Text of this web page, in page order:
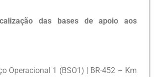
das bases de apoio aos
Operacional 1 (BSO1) | BR-452 – Km